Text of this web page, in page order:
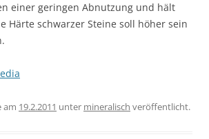
einer geringen Abnutzung und hält
Härte schwarzer Steine soll höher sein
am 19.2.2011 unter mineralisch veröffentlicht.